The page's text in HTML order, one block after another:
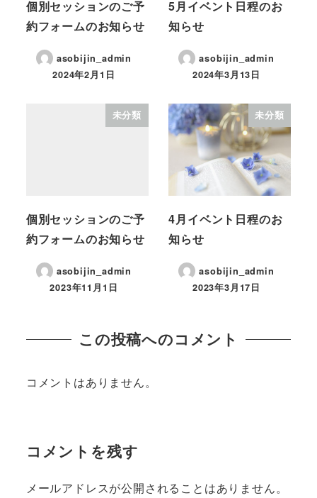
個別セッションのご予
約フォームのお知らせ
asobijin_admin
2024年2月1日
5月イベント日程のお
知らせ
asobijin_admin
2024年3月13日
未分類
個別セッションのご予
約フォームのお知らせ
asobijin_admin
2023年11月1日
未分類
4月イベント日程のお
知らせ
asobijin_admin
2023年3月17日
この投稿へのコメント
コメントはありません。
コメントを残す
メールアドレスが公開されることはありません。